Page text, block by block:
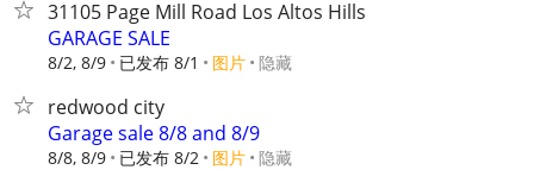
31105 Page Mill Road Los Altos Hills
GARAGE SALE
8/2, 8/9 已发布 8/1 图片 隐藏
redwood city
Garage sale 8/8 and 8/9
8/8, 8/9 已发布 8/2 图片 隐藏